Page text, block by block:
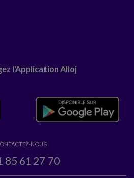
l'Application Alloj
NOUS
85 61 27 70